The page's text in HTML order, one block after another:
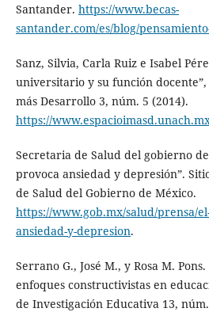
Santander. https://www.becas-
santander.com/es/blog/
Sanz, Silvia, Carla Ruiz e Isabel
universitario y su función
más Desarrollo 3, núm. 5 (2014).
https://
Secretaria de Salud del gobierno
provoca ansiedad y depresión”.
de Salud del Gobierno de México.
https://www.gob.mx/salud/prensa/
ansiedad-y-depresion.
Serrano G., José M., y Rosa M.
enfoques constructivistas en
de Investigación Educativa 13,